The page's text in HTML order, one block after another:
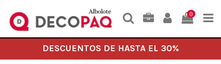
0
DESCUENTOS DE HASTA EL 30%